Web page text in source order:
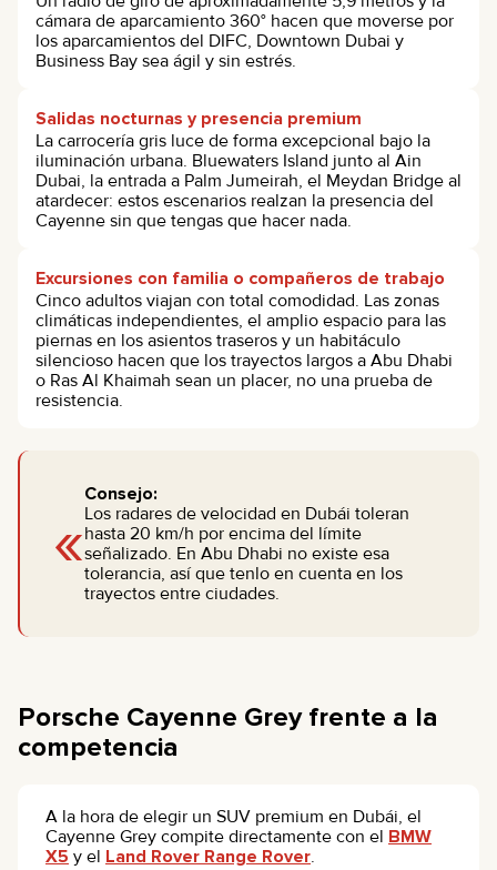
cámara de aparcamiento 360° hacen que moverse por
los aparcamientos del DIFC, Downtown Dubai y
Business Bay sea ágil y sin estrés.
Salidas nocturnas y presencia premium
La carrocería gris luce de forma excepcional bajo la
iluminación urbana. Bluewaters Island junto al Ain
Dubai, la entrada a Palm Jumeirah, el Meydan Bridge al
atardecer: estos escenarios realzan la presencia del
Cayenne sin que tengas que hacer nada.
Excursiones con familia o compañeros de trabajo
Cinco adultos viajan con total comodidad. Las zonas
climáticas independientes, el amplio espacio para las
piernas en los asientos traseros y un habitáculo
silencioso hacen que los trayectos largos a Abu Dhabi
o Ras Al Khaimah sean un placer, no una prueba de
resistencia.
«
Consejo:
Los radares de velocidad en Dubái toleran
hasta 20 km/h por encima del límite
señalizado. En Abu Dhabi no existe esa
tolerancia, así que tenlo en cuenta en los
trayectos entre ciudades.
Porsche Cayenne Grey frente a la
competencia
A la hora de elegir un SUV premium en Dubái, el
Cayenne Grey compite directamente con el BMW
X5 y el Land Rover Range Rover.